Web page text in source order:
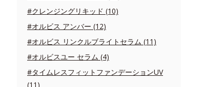
#クレンジングリキッド (10)
#オルビス アンバー (12)
#オルビス リンクルブライトセラム (11)
#オルビスユー セラム (4)
#タイムレスフィットファンデーションUV
(11)